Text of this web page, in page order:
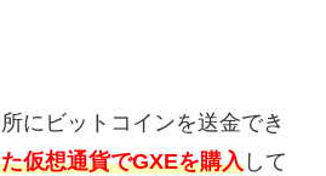
にビットコインを送金でき
仮想通貨でGXEを購入して